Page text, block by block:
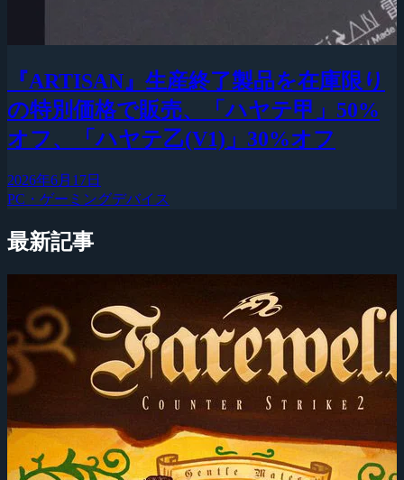
『ARTISAN』生産終了製品を在庫限り
の特別価格で販売、「ハヤテ甲」50%
オフ、「ハヤテ乙(V1)」30%オフ
2026年6月17日
PC・ゲーミングデバイス
最新記事